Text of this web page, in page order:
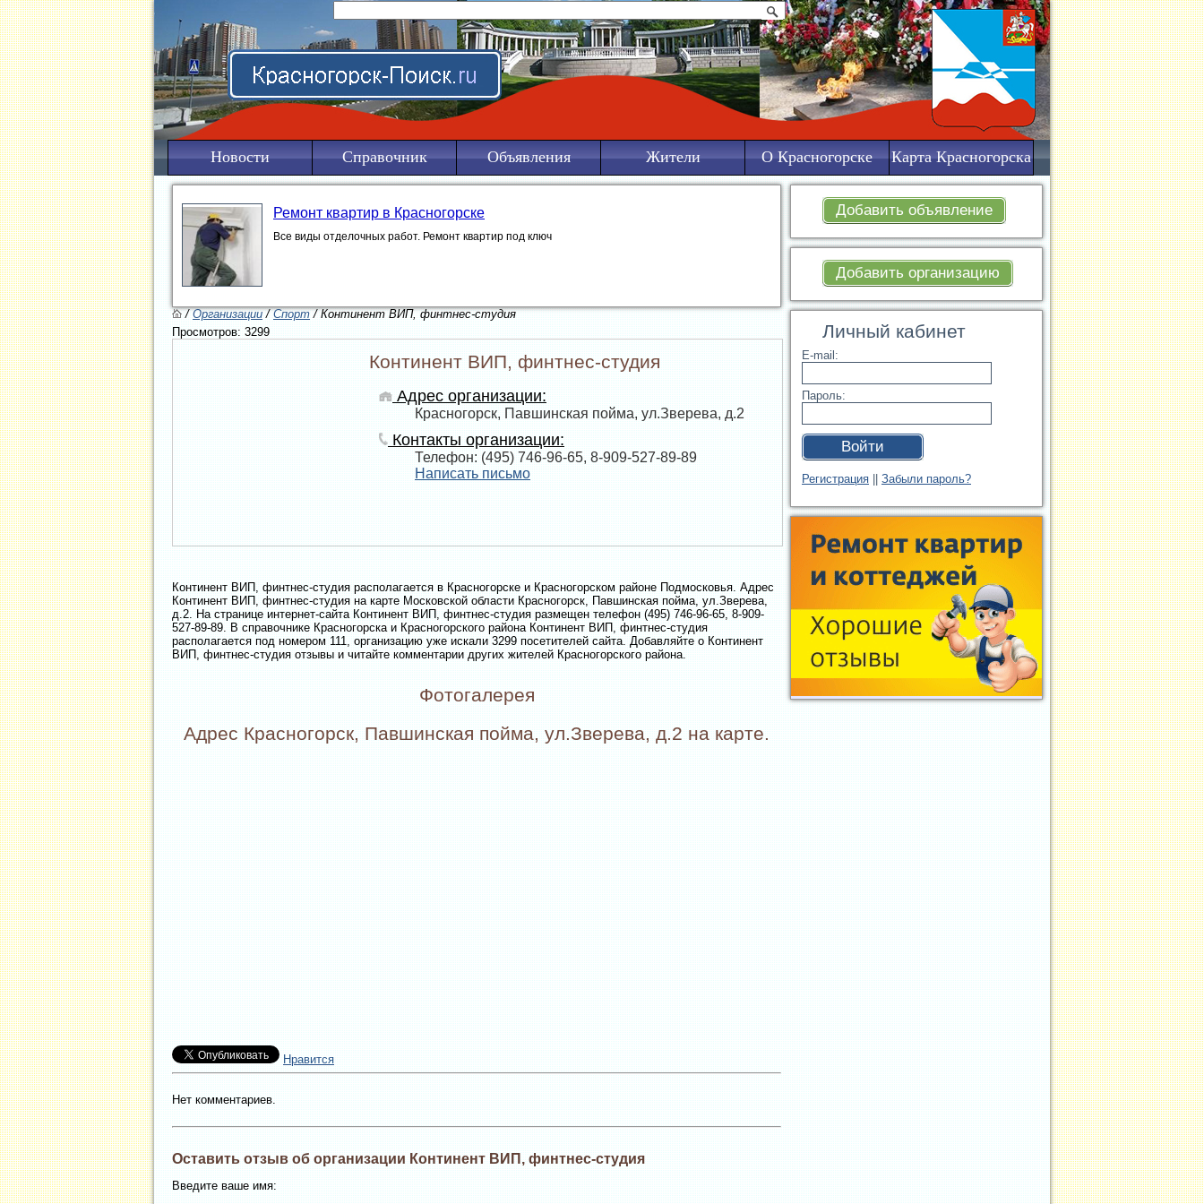
Новости Справочник Объявления Жители О Красногорске Карта Красногорска
Добавить объявление
Добавить организацию
Личный кабинет
E-mail:
Пароль:
Войти
Регистрация Забыли пароль?
Ремонт квартир в Красногорске
Все виды отделочных работ. Ремонт квартир под ключ
/Организации/Спорт/ Континент ВИП, финтнес-студия
Просмотров: 3299
Континент ВИП, финтнес-студия
Адрес организации:
Красногорск, Павшинская пойма, ул.Зверева, д.2
Контакты организации:
Телефон: (495) 746-96-65, 8-909-527-89-89
Написать письмо
Континент ВИП, финтнес-студия располагается в Красногорске и Красногорском районе Подмосковья. Адрес
Континент ВИП, финтнес-студия на карте Московской области Красногорск, Павшинская пойма, ул.Зверева,
д.2. На странице интернет-сайта Континент ВИП, финтнес-студия размещен телефон (495) 746-96-65, 8-909-
527-89-89. В справочнике Красногорска и Красногорского района Континент ВИП, финтнес-студия
располагается под номером 111, организацию уже искали 3299 посетителей сайта. Добавляйте о Континент
ВИП, финтнес-студия отзывы и читайте комментарии других жителей Красногорского района.
Фотогалерея
Адрес Красногорск, Павшинская пойма, ул.Зверева, д.2 на карте.
Нравится
Нет комментариев.
Оставить отзыв об организации Континент ВИП, финтнес-студия
Введите ваше имя: